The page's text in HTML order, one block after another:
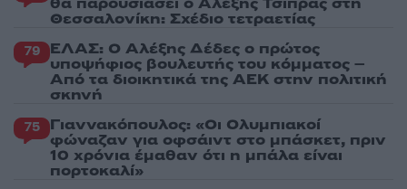
Θεσσαλονίκη: Σχέδιο τετραετίας
79 ΕΛΑΣ: Ο Αλέξης Δέδες ο πρώτος
υποψήφιος βουλευτής του κόμματος –
Από τα διοικητικά της ΑΕΚ στην πολιτική
σκηνή
75 Γιαννακόπουλος: «Οι Ολυμπιακοί
φώναζαν για οφσάιντ στο μπάσκετ, πριν
10 χρόνια έμαθαν ότι η μπάλα είναι
πορτοκαλί»